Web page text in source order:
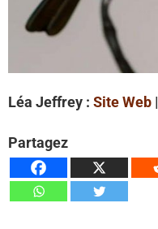
Léa Jeffrey : Site Web |
Partagez